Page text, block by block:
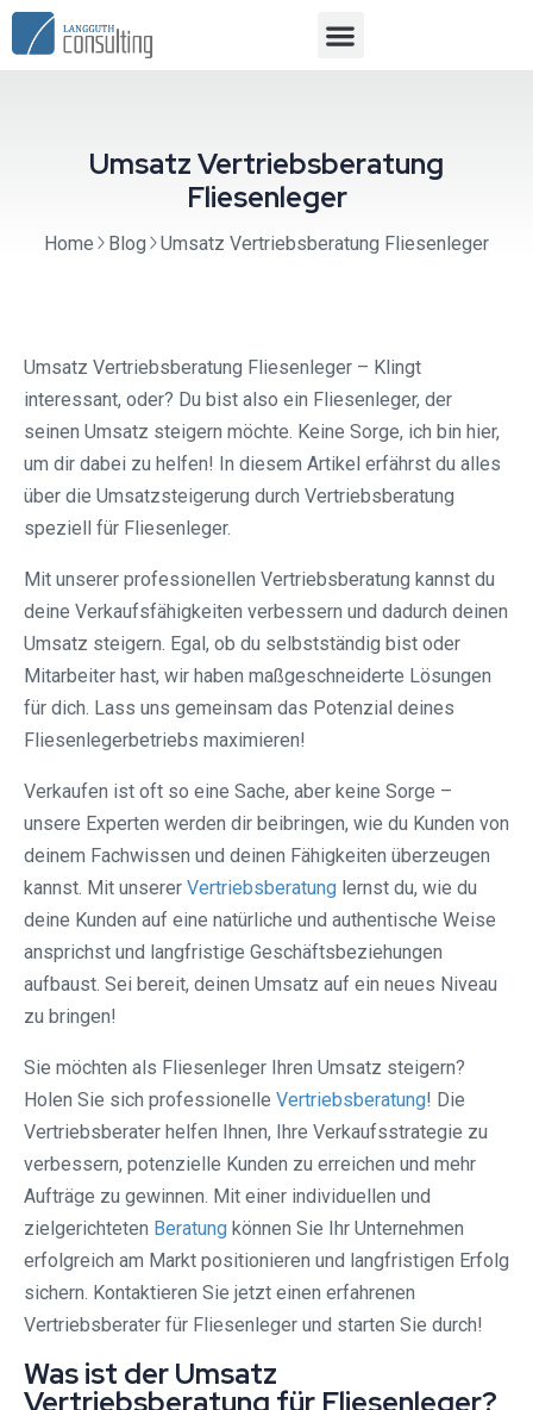
Umsatz Vertriebsberatung
Fliesenleger
Home Blog Umsatz Vertriebsberatung Fliesenleger
Umsatz Vertriebsberatung Fliesenleger – Klingt
interessant, oder? Du bist also ein Fliesenleger, der
seinen Umsatz steigern möchte. Keine Sorge, ich bin hier,
um dir dabei zu helfen! In diesem Artikel erfährst du alles
über die Umsatzsteigerung durch Vertriebsberatung
speziell für Fliesenleger.
Mit unserer professionellen Vertriebsberatung kannst du
deine Verkaufsfähigkeiten verbessern und dadurch deinen
Umsatz steigern. Egal, ob du selbstständig bist oder
Mitarbeiter hast, wir haben maßgeschneiderte Lösungen
für dich. Lass uns gemeinsam das Potenzial deines
Fliesenlegerbetriebs maximieren!
Verkaufen ist oft so eine Sache, aber keine Sorge –
unsere Experten werden dir beibringen, wie du Kunden von
deinem Fachwissen und deinen Fähigkeiten überzeugen
kannst. Mit unserer Vertriebsberatung lernst du, wie du
deine Kunden auf eine natürliche und authentische Weise
ansprichst und langfristige Geschäftsbeziehungen
aufbaust. Sei bereit, deinen Umsatz auf ein neues Niveau
zu bringen!
Sie möchten als Fliesenleger Ihren Umsatz steigern?
Holen Sie sich professionelle Vertriebsberatung! Die
Vertriebsberater helfen Ihnen, Ihre Verkaufsstrategie zu
verbessern, potenzielle Kunden zu erreichen und mehr
Aufträge zu gewinnen. Mit einer individuellen und
zielgerichteten Beratung können Sie Ihr Unternehmen
erfolgreich am Markt positionieren und langfristigen Erfolg
sichern. Kontaktieren Sie jetzt einen erfahrenen
Vertriebsberater für Fliesenleger und starten Sie durch!
Was ist der Umsatz
Vertriebsberatung für Fliesenleger?